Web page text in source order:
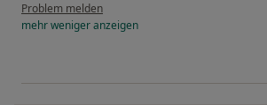
Problem melden
mehrwenigeranzeigen